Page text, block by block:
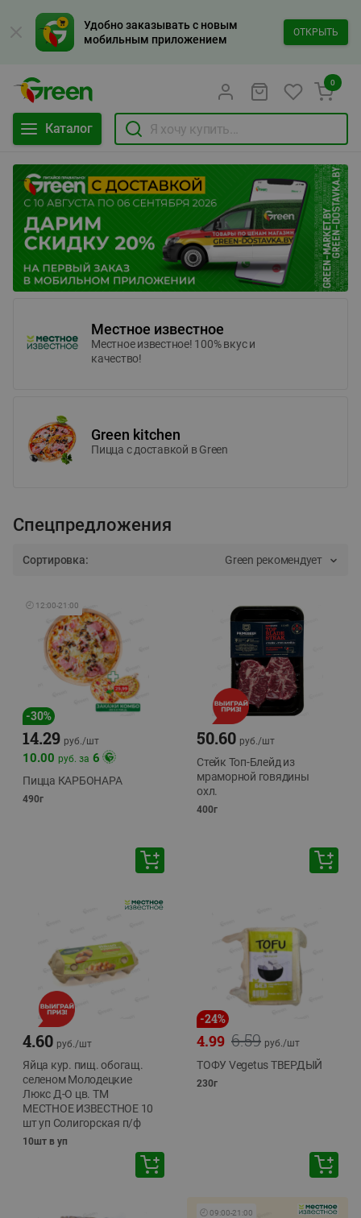
Удобно заказывать с новым
мобильным приложением
ОТКРЫТЬ
Каталог
0
Местное известное
Местное известное! 100% вкус и
качество!
Green kitchen
Пицца c доставкой в Green
Спецпредложения
Сортировка: Green рекомендует
🕘 12:00-21:00
-30%
14.29 руб./шт
10.00 руб. за 6
Пицца КАРБОНАРА
490г
50.60 руб./шт
Стейк Топ-Блейд из
мраморной говядины
охл.
400г
4.60 руб./шт
Яйца кур. пищ. обогащ.
селеном Молодецкие
Люкс Д-О цв. ТМ
МЕСТНОЕ ИЗВЕСТНОЕ 10
шт уп Солигорская п/ф
10шт в уп
-24%
6.59
4.99 руб./шт
ТОФУ Vegetus ТВЕРДЫЙ
230г
🕘 09:00-21:00